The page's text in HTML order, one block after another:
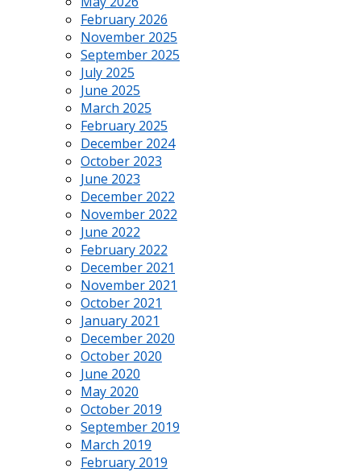
February 2026
November 2025
September 2025
July 2025
June 2025
March 2025
February 2025
December 2024
October 2023
June 2023
December 2022
November 2022
June 2022
February 2022
December 2021
November 2021
October 2021
January 2021
December 2020
October 2020
June 2020
May 2020
October 2019
September 2019
March 2019
February 2019